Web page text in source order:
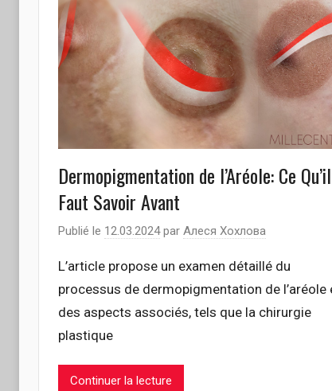
Dermopigmentation de l’Aréole: Ce Qu’il
Faut Savoir Avant
Publié le 12.03.2024par Алеся Хохлова
L’article propose un examen détaillé du
processus de dermopigmentation de l’aréole
des aspects associés, tels que la chirurgie
plastique
Continuer la lecture